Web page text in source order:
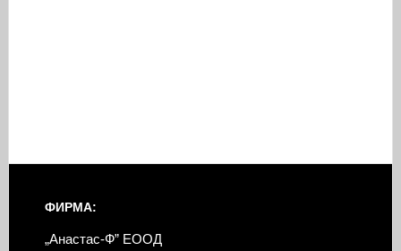
ФИРМА:
„Анастас-Ф” ЕООД